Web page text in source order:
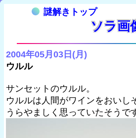
謎解きトップ
ソラ画
2004年05月03日(月)
ウルル
サンセットのウルル。
ウルルは人間がワインをおいし
うらやましく思っていたそうで